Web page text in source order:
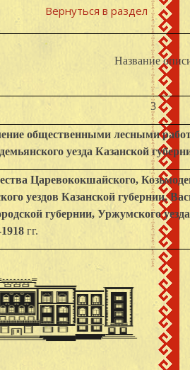
Вернуться в раздел
Название
3
общественными лесными
уезда Казанской
Царевококшайского,
уездов Казанской губернии,
губернии, Уржумского
гг.